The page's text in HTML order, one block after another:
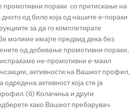
промотивни пораки со притискање на
дното од било која од нашите е-пораки
за да го комплетирате
молиме имајте предвид дека без
од добивање промотивни пораки,
не-промотивни е-маил
активности на Вашиот профил,
активност која сте ја
(б) Колачиња и други
како Вашиот пребарувач